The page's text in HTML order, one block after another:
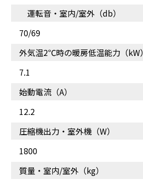
運転音・室内/室外（db）
70/69
外気温2℃時の暖房低温能力（kW）
7.1
始動電流（A）
12.2
圧縮機出力・室外機（W）
1800
質量・室内/室外（kg）